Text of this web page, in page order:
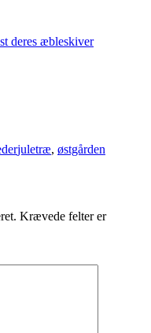
juletræ, østgården
Krævede felter er